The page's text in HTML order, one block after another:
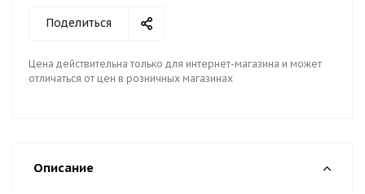
Поделиться
Цена действительна только для интернет-магазина и может
отличаться от цен в розничных магазинах
Описание